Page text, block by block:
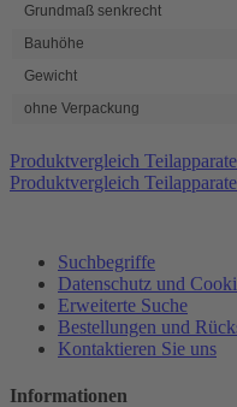
Grundmaß senkrecht
Bauhöhe
Gewicht
ohne Verpackung
Produktvergleich
Produktvergleich
Suchbegriffe
Datenschutz und
Erweiterte Suche
Bestellungen und
Kontaktieren Sie uns
Informationen